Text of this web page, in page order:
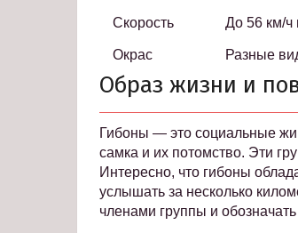
Скорость До 56 км/ч
Окрас Разные
Образ жизни и
Гибоны — это социальные
самка и их потомство. Эти
Интересно, что гибоны
услышать за несколько
членами группы и